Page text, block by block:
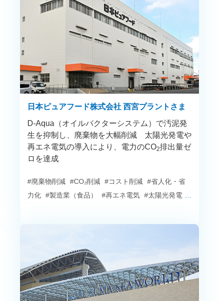
日本ピュアフード株式会社 西宮プラントさま
D-Aqua（オイルバクターシステム）で汚泥発
生を抑制し、廃棄物を大幅削減 太陽光発電や
再エネ電気の導入により、電力のCO2排出量ゼ
ロを達成
#廃棄物削減 #CO₂削減 #コスト削減 #省人化・省
力化 #製造業（食品） #再エネ電気 #太陽光発電